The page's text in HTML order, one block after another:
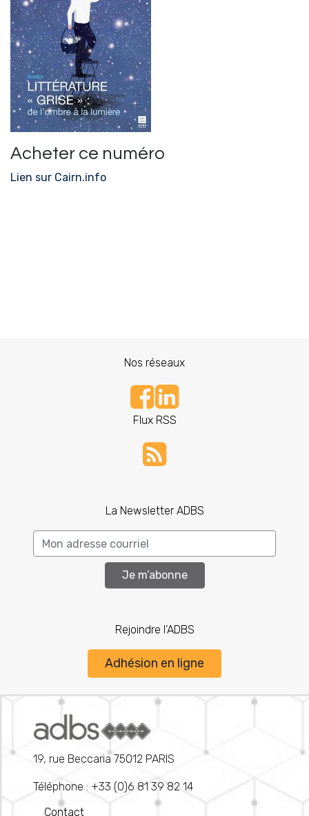
Acheter ce numéro
Lien sur Cairn.info
Nos réseaux
Flux RSS
La Newsletter ADBS
Je m’abonne
Rejoindre l’ADBS
Adhésion en ligne
19, rue Beccaria 75012 PARIS
Téléphone : +33 (0)6 81 39 82 14
Contact